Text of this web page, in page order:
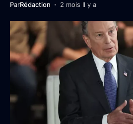
ParRédaction 2 mois Il y a